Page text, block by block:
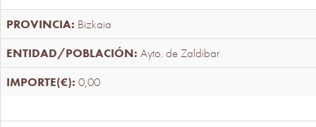
Bizkaia
Ayto. de Zaldibar
0,00